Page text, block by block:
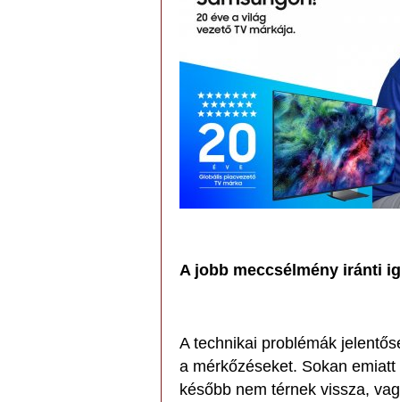
A jobb meccsélmény iránti
A technikai problémák
a mérkőzéseket. Sokan
később nem térnek vissza,